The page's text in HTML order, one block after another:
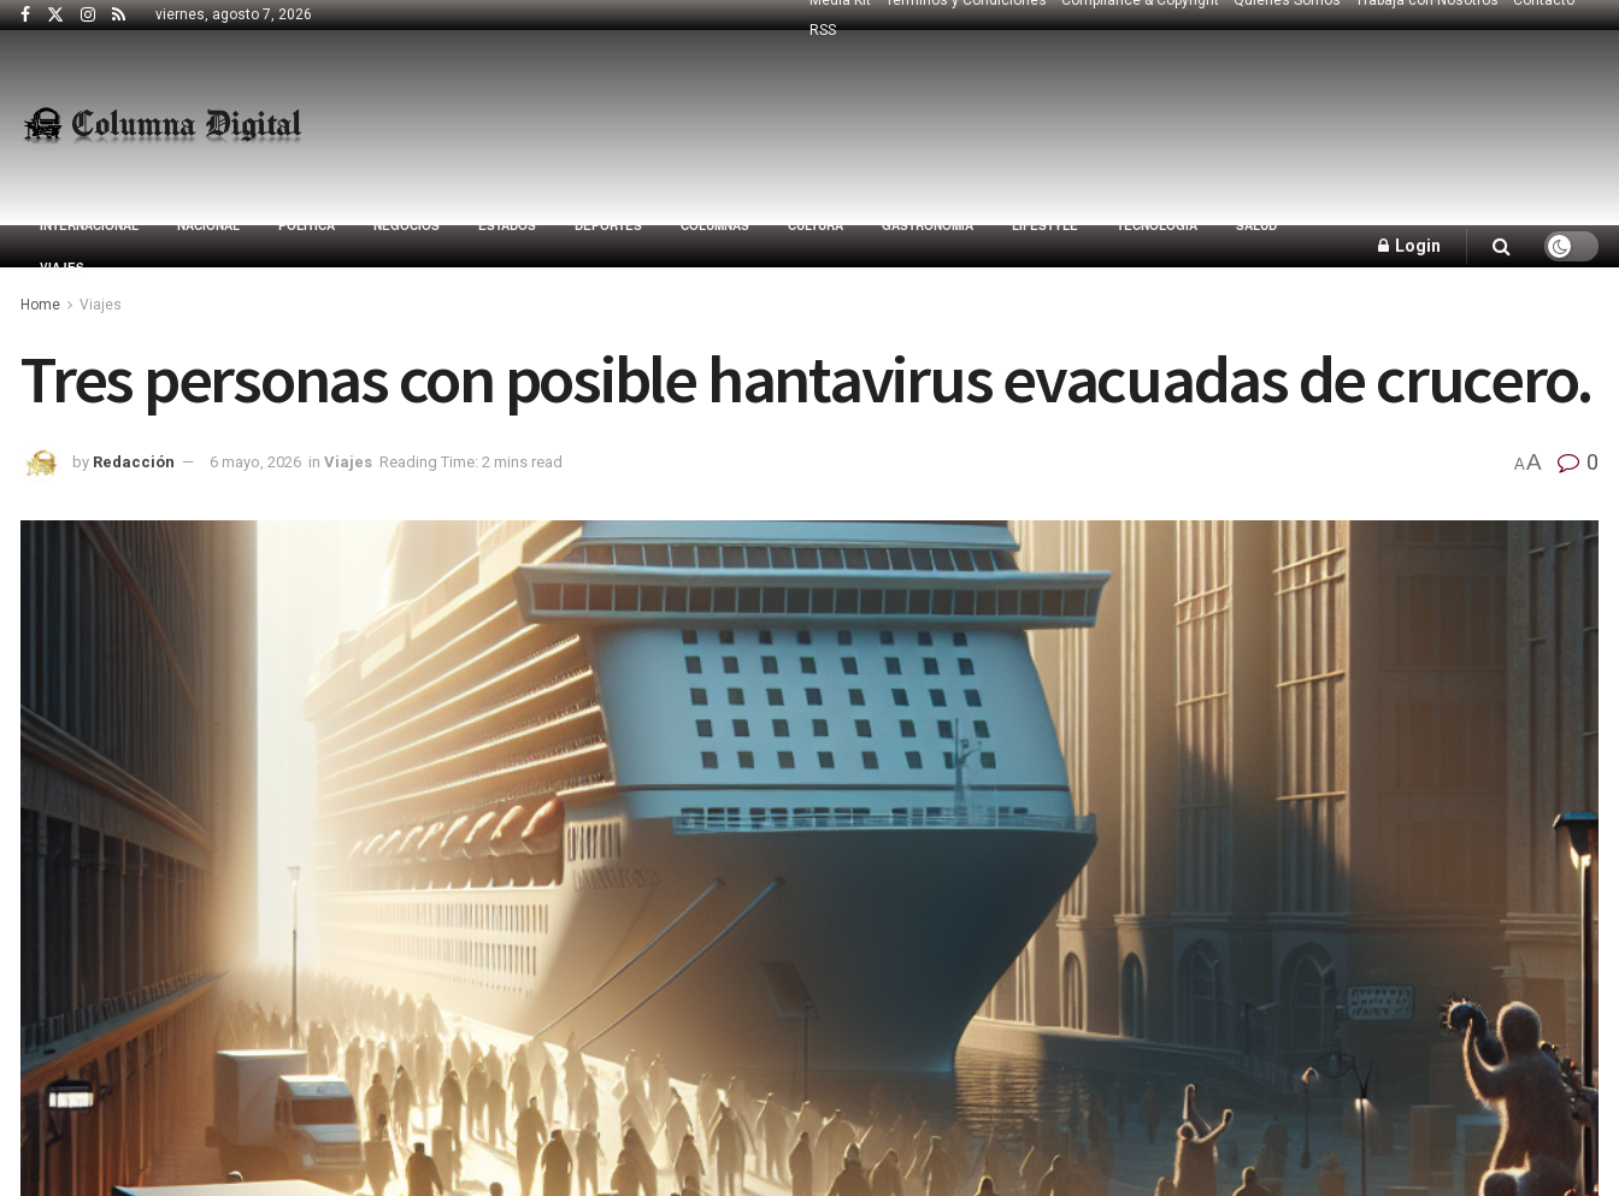
viernes, agosto 7, 2026
RSS
INTERNACIONAL NACIONAL POLÍTICA NEGOCIOS ESTADOS DEPORTES COLUMNAS CULTURA GASTRONOMÍA LIFESTYLE TECNOLOGÍA SALUD
VIAJES
Login
Home Viajes
Tres personas con posible hantavirus evacuadas de crucero.
by Redacción 6 mayo, 2026 in Viajes Reading Time: 2 mins read AA 0